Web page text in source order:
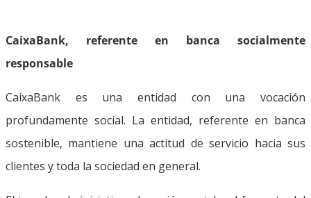
CaixaBank, referente en banca socialmente
responsable
CaixaBank es una entidad con una vocación
profundamente social. La entidad, referente en banca
sostenible, mantiene una actitud de servicio hacia sus
clientes y toda la sociedad en general.